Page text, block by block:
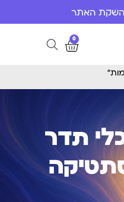
0
תדר